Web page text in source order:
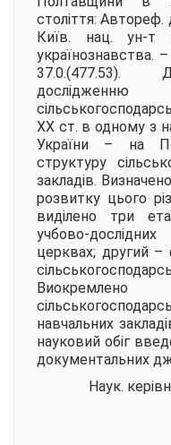
століття: Автореф.
Київ. нац. ун-т
українознавства.
37.0.(477.53).
ХХ ст. в одному з
України – на
структуру
закладів.
розвитку цього
виділено три
учбово-
церквах; другий
Виокремлено
навчальних
науковий обіг
документальних
Наук.